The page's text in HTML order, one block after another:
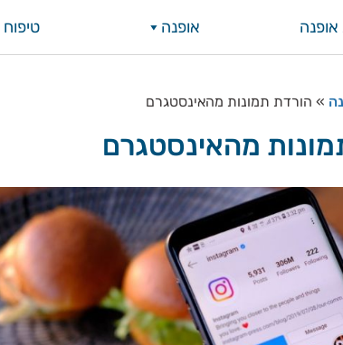
אופנה אופנה טיפוח
» הורדת תמונות מהאינסטגרם
מהאינסטגרם